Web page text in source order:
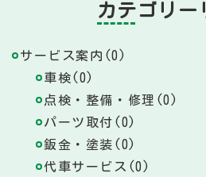
カテゴリー
サービス案内(0)
車検(0)
点検・整備・修理(0)
パーツ取付(0)
鈑金・塗装(0)
代車サービス(0)